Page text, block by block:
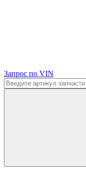
Запрос по VIN